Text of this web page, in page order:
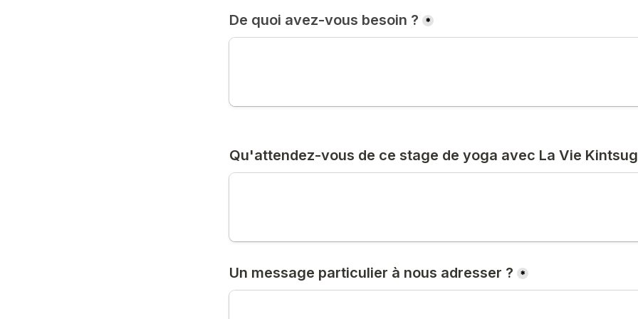
De quoi avez-vous besoin ? *
Qu'attendez-vous de ce stage de yoga avec La Vie
Un message particulier à nous adresser ? *